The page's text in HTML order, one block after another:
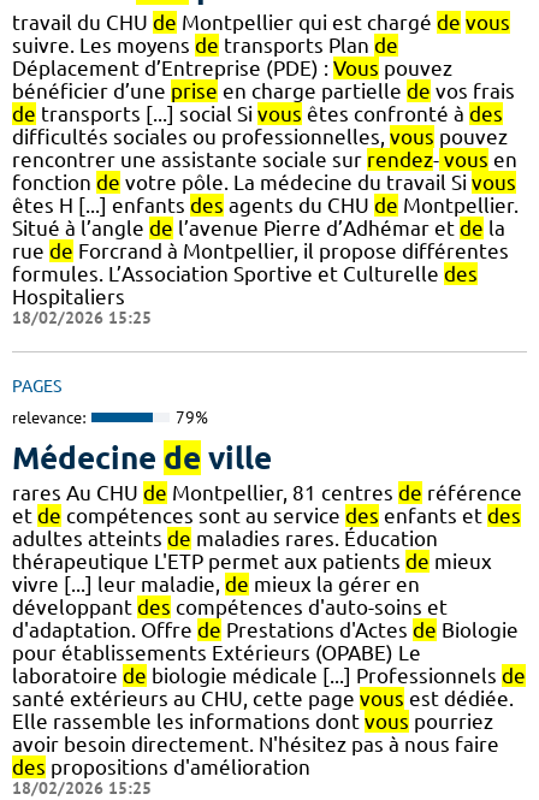
travail du CHU de Montpellier qui est chargé de vous
suivre. Les moyens de transports Plan de
Déplacement d’Entreprise (PDE) : Vous pouvez
bénéficier d’une prise en charge partielle de vos frais
de transports [...] social Si vous êtes confronté à des
difficultés sociales ou professionnelles, vous pouvez
rencontrer une assistante sociale sur rendez- vous en
fonction de votre pôle. La médecine du travail Si vous
êtes H [...] enfants des agents du CHU de Montpellier.
Situé à l’angle de l’avenue Pierre d’Adhémar et de la
rue de Forcrand à Montpellier, il propose différentes
formules. L’Association Sportive et Culturelle des
Hospitaliers
18/02/2026 15:25
PAGES
relevance: 79%
Médecine de ville
rares Au CHU de Montpellier, 81 centres de référence
et de compétences sont au service des enfants et des
adultes atteints de maladies rares. Éducation
thérapeutique L'ETP permet aux patients de mieux
vivre [...] leur maladie, de mieux la gérer en
développant des compétences d'auto-soins et
d'adaptation. Offre de Prestations d'Actes de Biologie
pour établissements Extérieurs (OPABE) Le
laboratoire de biologie médicale [...] Professionnels de
santé extérieurs au CHU, cette page vous est dédiée.
Elle rassemble les informations dont vous pourriez
avoir besoin directement. N'hésitez pas à nous faire
des propositions d'amélioration
18/02/2026 15:25